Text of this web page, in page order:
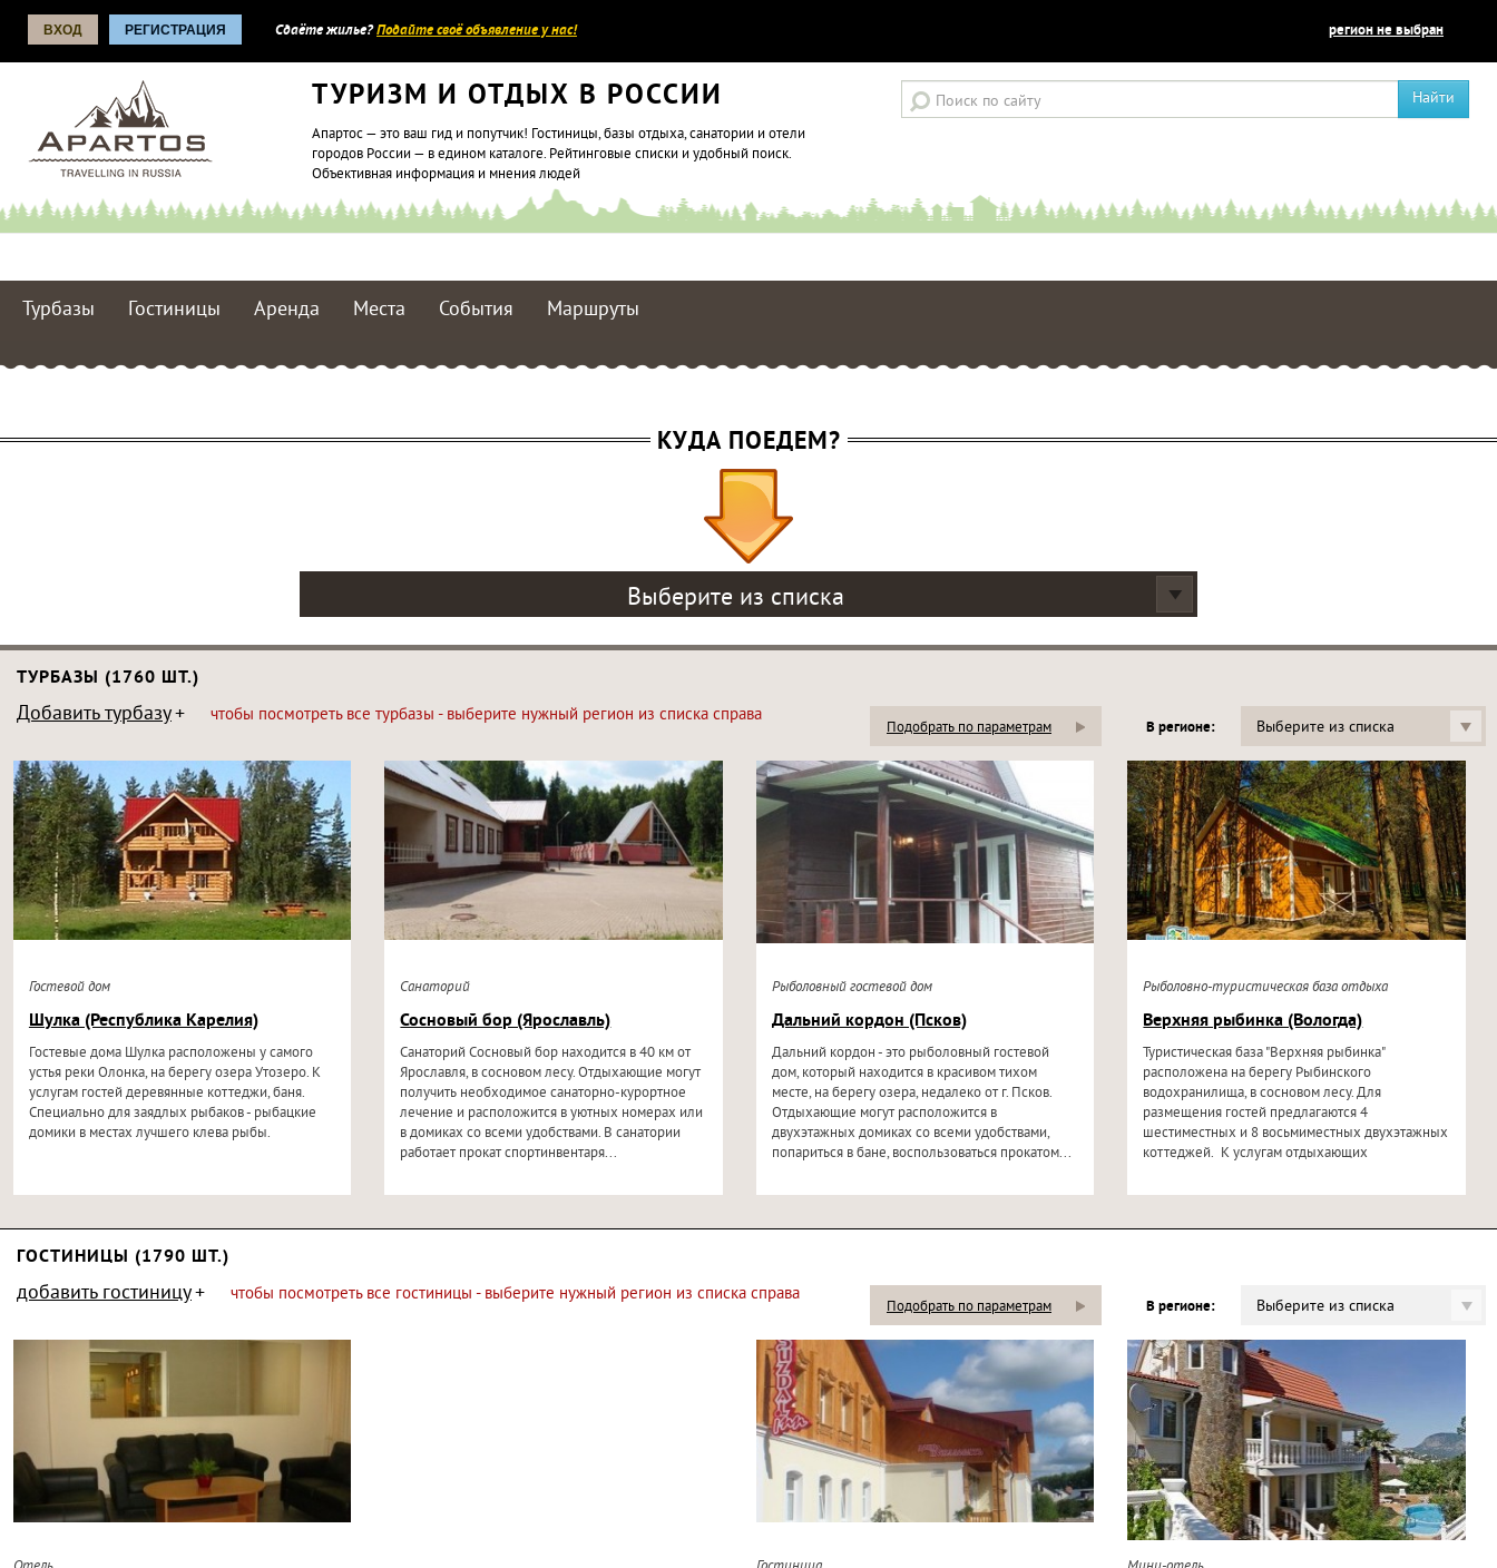
ВХОД РЕГИСТРАЦИЯ Сдаёте жилье?Подайте своё объявление у нас! регион не выбран
ТУРИЗМ И ОТДЫХ В РОССИИ
Апартос — это ваш гид и попутчик! Гостиницы, базы отдыха, санатории и отели
городов России — в едином каталоге. Рейтинговые списки и удобный поиск.
Объективная информация и мнения людей
Найти
Турбазы Гостиницы Аренда Места События Маршруты
КУДА ПОЕДЕМ?
Выберите из списка
ТУРБАЗЫ (1760 ШТ.)
Добавить турбазу чтобы посмотреть все турбазы - выберите нужный регион из списка справа
Подобрать по параметрам В регионе: Выберите из списка
Гостевой дом
Шулка (Республика Карелия)
Гостевые дома Шулка расположены у самого
устья реки Олонка, на берегу озера Утозеро. К
услугам гостей деревянные коттеджи, баня.
Специально для заядлых рыбаков - рыбацкие
домики в местах лучшего клева рыбы.
Санаторий
Сосновый бор (Ярославль)
Санаторий Сосновый бор находится в 40 км от
Ярославля, в сосновом лесу. Отдыхающие могут
получить необходимое санаторно-курортное
лечение и расположится в уютных номерах или
в домиках со всеми удобствами. В санатории
работает прокат спортинвентаря...
Рыболовный гостевой дом
Дальний кордон (Псков)
Дальний кордон - это рыболовный гостевой
дом, который находится в красивом тихом
месте, на берегу озера, недалеко от г. Псков.
Отдыхающие могут расположится в
двухэтажных домиках со всеми удобствами,
попариться в бане, воспользоваться прокатом...
Рыболовно-туристическая база отдыха
Верхняя рыбинка (Вологда)
Туристическая база "Верхняя рыбинка"
расположена на берегу Рыбинского
водохранилища, в сосновом лесу. Для
размещения гостей предлагаются 4
шестиместных и 8 восьмиместных двухэтажных
коттеджей. К услугам отдыхающих
ГОСТИНИЦЫ (1790 ШТ.)
добавить гостиницу чтобы посмотреть все гостиницы - выберите нужный регион из списка справа
Подобрать по параметрам В регионе: Выберите из списка